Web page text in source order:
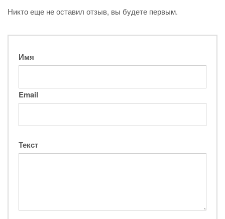
Никто еще не оставил отзыв, вы будете первым.
Имя
Email
Текст